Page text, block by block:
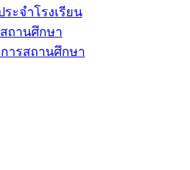
ะจำโรงเรียน
สถานศึกษา
ารสถานศึกษา